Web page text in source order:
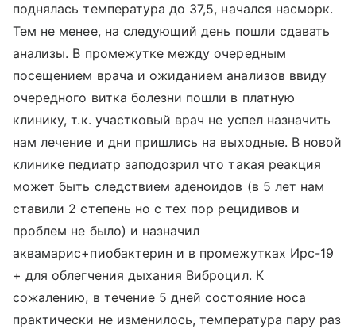
поднялась температура до 37,5, начался насморк.
Тем не менее, на следующий день пошли сдавать
анализы. В промежутке между очередным
посещением врача и ожиданием анализов ввиду
очередного витка болезни пошли в платную
клинику, т.к. участковый врач не успел назначить
нам лечение и дни пришлись на выходные. В новой
клинике педиатр заподозрил что такая реакция
может быть следствием аденоидов (в 5 лет нам
ставили 2 степень но с тех пор рецидивов и
проблем не было) и назначил
аквамарис+пиобактерин и в промежутках Ирс-19
+ для облегчения дыхания Виброцил. К
сожалению, в течение 5 дней состояние носа
практически не изменилось, температура пару раз